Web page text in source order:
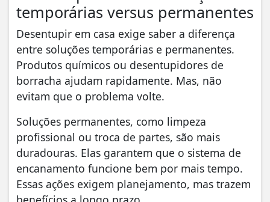
temporárias versus permanentes
Desentupir em casa exige saber a diferença
entre soluções temporárias e permanentes.
Produtos químicos ou desentupidores de
borracha ajudam rapidamente. Mas, não
evitam que o problema volte.
Soluções permanentes, como limpeza
profissional ou troca de partes, são mais
duradouras. Elas garantem que o sistema de
encanamento funcione bem por mais tempo.
Essas ações exigem planejamento, mas trazem